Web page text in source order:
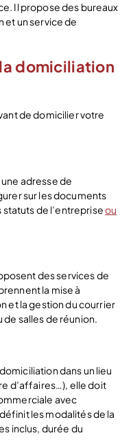
Il propose des bureaux
et un service de
domiciliation
de domicilier votre
adresse de
sur les documents
de l’entrepriseou
des services de
la mise à
et la gestion du courrier
salles de réunion.
dans un lieu
d’affaires…), elle doit
avec
les modalités de la
inclus, durée du